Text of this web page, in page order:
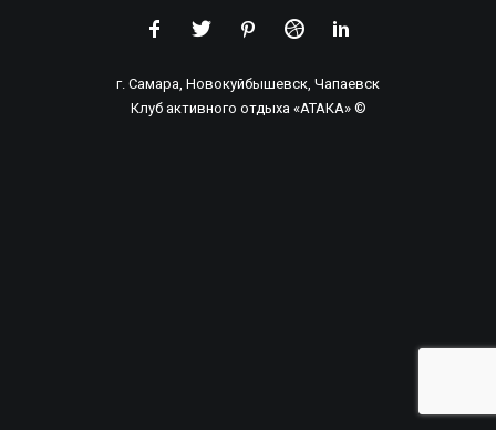
8 (846) 206-01-23
РАБОТАЕМ С 9:00 — 21:00 (ОПЕРАТОР)
г. Самара, Новокуйбышевск, Чапаевск
Клуб активного отдыха «АТАКА» ©